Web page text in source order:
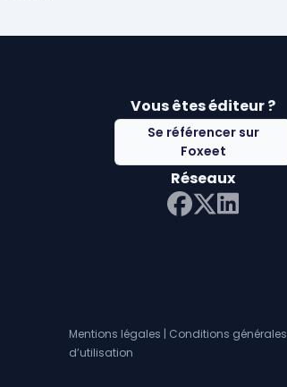
Vous êtes éditeur ?
Se référencer sur
Foxeet
Réseaux
Mentions légales | Conditions générales
d’utilisation